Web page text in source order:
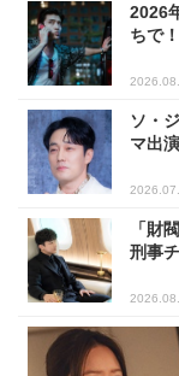
2026
ちで
ソ・
マ出
「財
刑事